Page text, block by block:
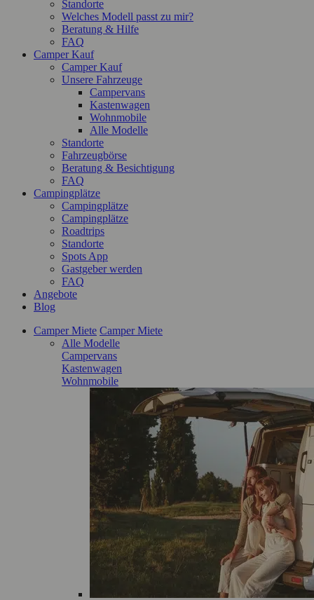
Standorte
Welches Modell passt zu mir?
Beratung & Hilfe
FAQ
Camper Kauf
Camper Kauf
Unsere Fahrzeuge
Campervans
Kastenwagen
Wohnmobile
Alle Modelle
Standorte
Fahrzeugbörse
Beratung & Besichtigung
FAQ
Campingplätze
Campingplätze
Campingplätze
Roadtrips
Standorte
Spots App
Gastgeber werden
FAQ
Angebote
Blog
Camper Miete Camper Miete
Alle Modelle
Campervans
Kastenwagen
Wohnmobile